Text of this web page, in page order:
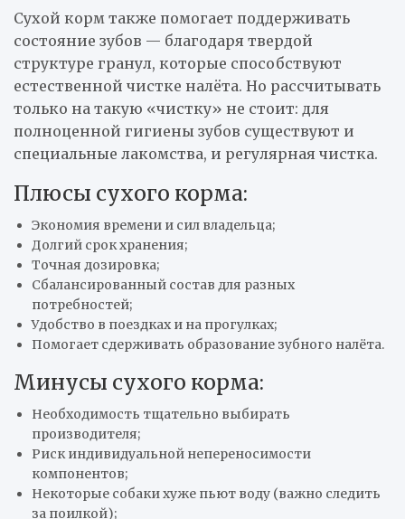
Сухой корм также помогает поддерживать
состояние зубов — благодаря твердой
структуре гранул, которые способствуют
естественной чистке налёта. Но рассчитывать
только на такую «чистку» не стоит: для
полноценной гигиены зубов существуют и
специальные лакомства, и регулярная чистка.
Плюсы сухого корма:
Экономия времени и сил владельца;
Долгий срок хранения;
Точная дозировка;
Сбалансированный состав для разных
потребностей;
Удобство в поездках и на прогулках;
Помогает сдерживать образование зубного налёта.
Минусы сухого корма:
Необходимость тщательно выбирать
производителя;
Риск индивидуальной непереносимости
компонентов;
Некоторые собаки хуже пьют воду (важно следить
за поилкой);